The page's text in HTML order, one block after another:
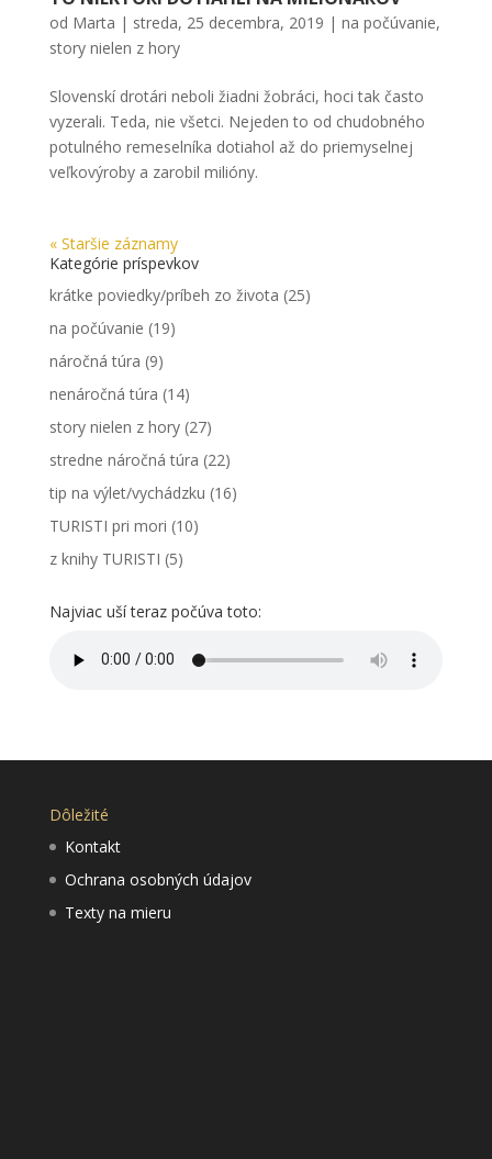
od Marta | streda, 25 decembra, 2019 | na počúvanie,
story nielen z hory
Slovenskí drotári neboli žiadni žobráci, hoci tak často
vyzerali. Teda, nie všetci. Nejeden to od chudobného
potulného remeselníka dotiahol až do priemyselnej
veľkovýroby a zarobil milióny.
« Staršie záznamy
Kategórie príspevkov
krátke poviedky/príbeh zo života (25)
na počúvanie (19)
náročná túra (9)
nenáročná túra (14)
story nielen z hory(27)
stredne náročná túra (22)
tip na výlet/vychádzku (16)
TURISTI pri mori (10)
z knihy TURISTI (5)
Najviac uší teraz počúva toto:
Dôležité
Kontakt
Ochrana osobných údajov
Texty na mieru